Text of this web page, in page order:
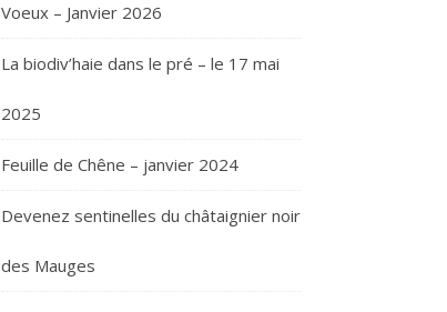
Voeux – Janvier 2026
La biodiv’haie dans le pré – le 17 mai
2025
Feuille de Chêne – janvier 2024
Devenez sentinelles du châtaignier noir
des Mauges